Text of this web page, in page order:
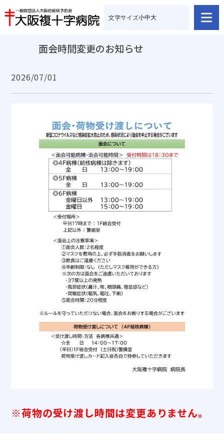
文字サイズ小中大
面会時間変更のお知らせ
2026/07/01
※荷物の受け渡し時間は変更ありません。